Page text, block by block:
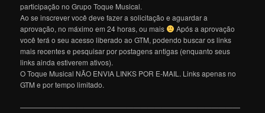
participação no Grupo Toque Musical.
Ao se inscrever você deve fazer a solicitação e aguardar a
aprovação, no máximo em 24 horas, ou mais
Após a aprovação
você terá o seu acesso liberado ao GTM, podendo buscar os links
mais recentes e pesquisar por postagens antigas (enquanto seus
links ainda estiverem ativos).
O Toque Musical NÃO ENVIA LINKS POR E-MAIL. Links apenas no
GTM e por tempo limitado.
———————————————————————————————